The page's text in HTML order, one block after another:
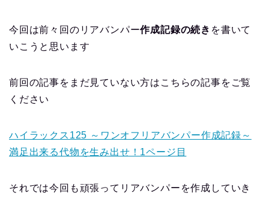
今回は前々回のリアバンパー作成記録の続き を書いて
いこうと思います
前回の記事をまだ見ていない方はこちらの記事をご覧
ください
ハイラックス125 ～ワンオフリアバンパー作成記録～
満足出来る代物を生み出せ！1ページ目
それでは今回も頑張ってリアバンパーを作成していき